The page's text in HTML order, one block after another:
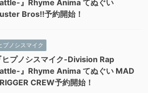
』Rhyme Anima てぬぐい
Bros!!予約開始！
プノシスマイク
ヒプノシスマイク-Division Rap
』Rhyme Anima てぬぐい MAD
CREW予約開始！